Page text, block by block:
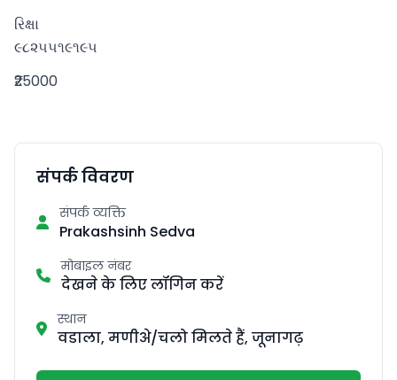
રિક્ષા
૯૮૨૫૫૧૯૧૯૫
₹25000
संपर्क विवरण
संपर्क व्यक्ति
Prakashsinh Sedva
मोबाइल नंबर
देखने के लिए लॉगिन करें
स्थान
वडाला, मणीअे/चलो मिलते हैं, जूनागढ़